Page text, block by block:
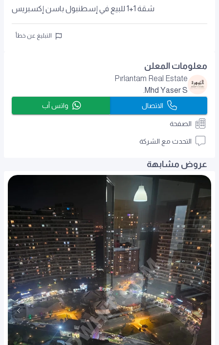
شقة 1+1 للبيع في إسطنبول باسن إكسبريس
التبليغ عن خطأ
معلومات المعلن
Pırlantam Real Estate
Mhd Yaser S.
الاتصال واتس آب
الصفحة
التحدث مع الشركة
عروض مشابهة